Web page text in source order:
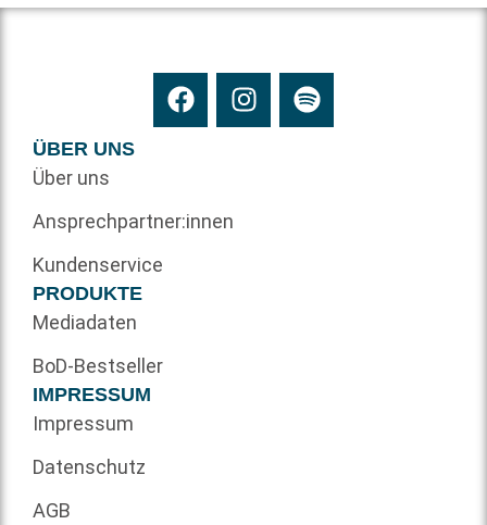
ÜBER UNS
Über uns
Ansprechpartner:innen
Kundenservice
PRODUKTE
Mediadaten
BoD-Bestseller
IMPRESSUM
Impressum
Datenschutz
AGB